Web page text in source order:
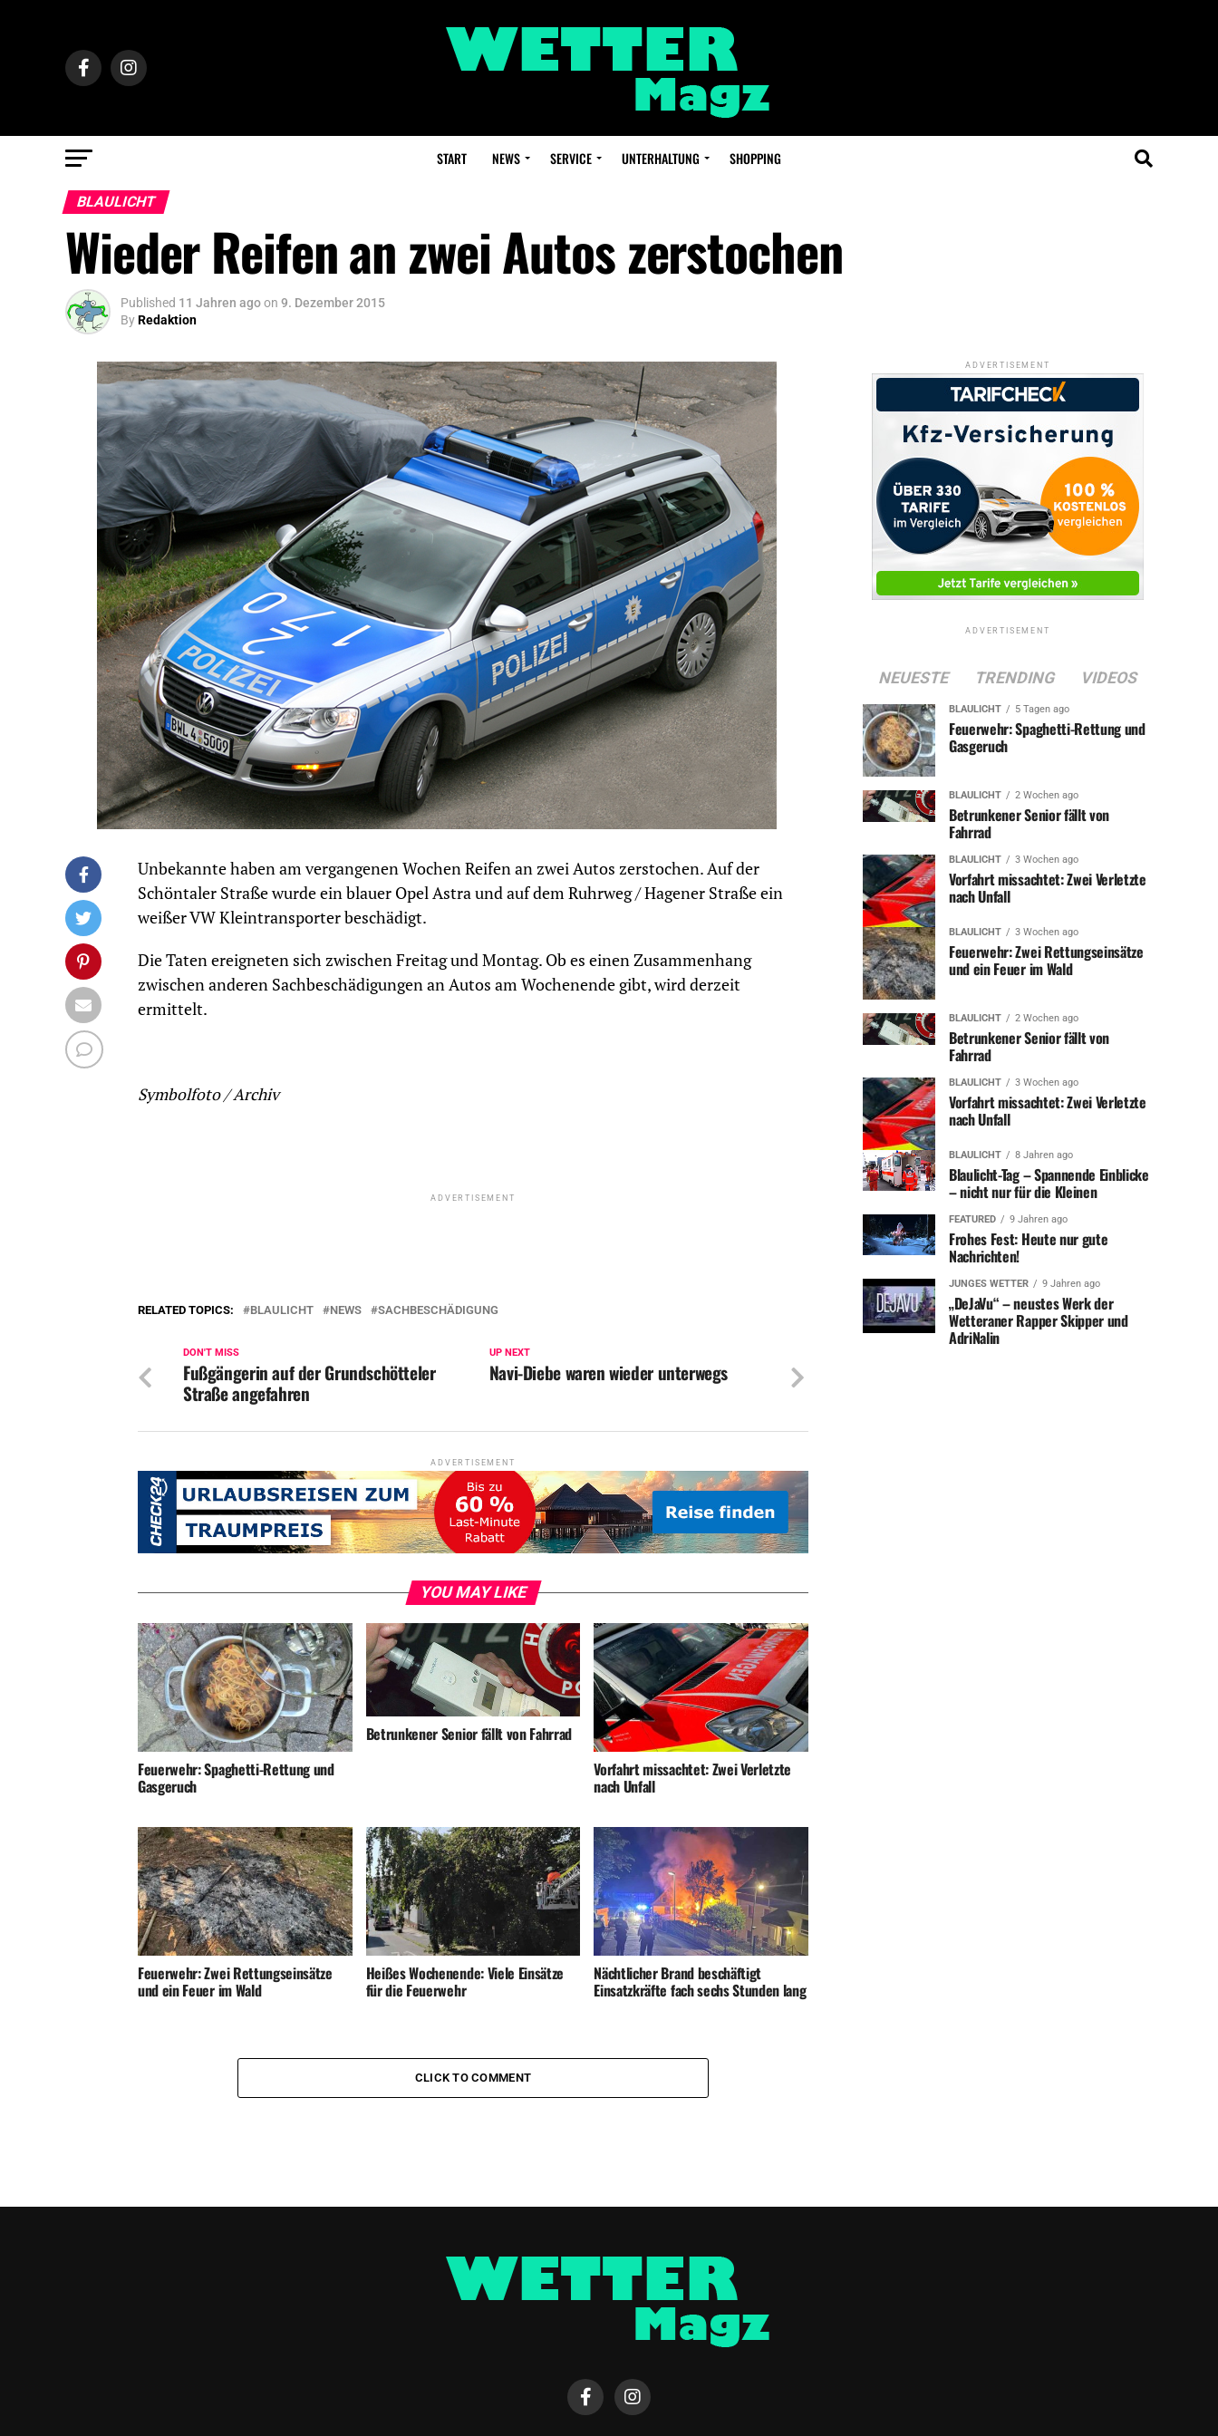
START NEWS SERVICE UNTERHALTUNG SHOPPING
BLAULICHT
Wieder Reifen an zwei Autos zerstochen
Published 11 Jahren agoon 9. Dezember 2015
ByRedaktion
Unbekannte haben am vergangenen Wochen Reifen an zwei Autos zerstochen. Auf der
Schöntaler Straße wurde ein blauer Opel Astra und auf dem Ruhrweg / Hagener Straße ein
weißer VW Kleintransporter beschädigt.
Die Taten ereigneten sich zwischen Freitag und Montag. Ob es einen Zusammenhang
zwischen anderen Sachbeschädigungen an Autos am Wochenende gibt, wird derzeit
ermittelt.
Symbolfoto / Archiv
ADVERTISEMENT
RELATED TOPICS: BLAULICHT NEWS SACHBESCHÄDIGUNG
UP NEXT
Navi-Diebe waren wieder unterwegs
DON'T MISS
Fußgängerin auf der Grundschötteler
Straße angefahren
ADVERTISEMENT
YOU MAY LIKE
Feuerwehr: Spaghetti-Rettung und
Gasgeruch
Betrunkener Senior fällt von Fahrrad
Vorfahrt missachtet: Zwei Verletzte
nach Unfall
Feuerwehr: Zwei Rettungseinsätze
und ein Feuer im Wald
Heißes Wochenende: Viele Einsätze
für die Feuerwehr
Nächtlicher Brand beschäftigt
Einsatzkräfte fach sechs Stunden lang
CLICK TO COMMENT
ADVERTISEMENT
ADVERTISEMENT
NEUESTE TRENDING VIDEOS
BLAULICHT 5 Tagen ago
Feuerwehr: Spaghetti-Rettung und
Gasgeruch
BLAULICHT 2 Wochen ago
Betrunkener Senior fällt von
Fahrrad
BLAULICHT 3 Wochen ago
Vorfahrt missachtet: Zwei Verletzte
nach Unfall
BLAULICHT 3 Wochen ago
Feuerwehr: Zwei Rettungseinsätze
und ein Feuer im Wald
BLAULICHT 2 Wochen ago
Betrunkener Senior fällt von
Fahrrad
BLAULICHT 3 Wochen ago
Vorfahrt missachtet: Zwei Verletzte
nach Unfall
BLAULICHT 8 Jahren ago
Blaulicht-Tag – Spannende Einblicke
– nicht nur für die Kleinen
FEATURED 9 Jahren ago
Frohes Fest: Heute nur gute
Nachrichten!
JUNGES WETTER 9 Jahren ago
„DeJaVu“ – neustes Werk der
Wetteraner Rapper Skipper und
AdriNalin